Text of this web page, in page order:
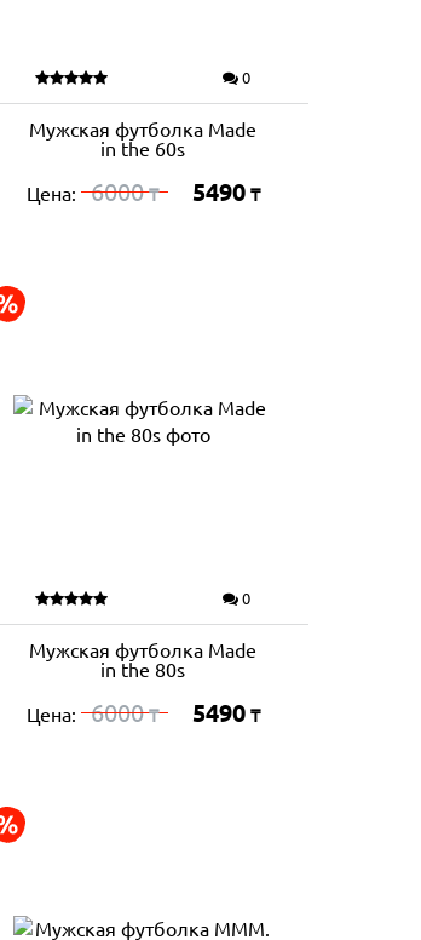
0
Мужская футболка Made
in the 60s
Цена: 6000₸ 5490 ₸
0
Мужская футболка Made
in the 80s
Цена: 6000₸ 5490 ₸